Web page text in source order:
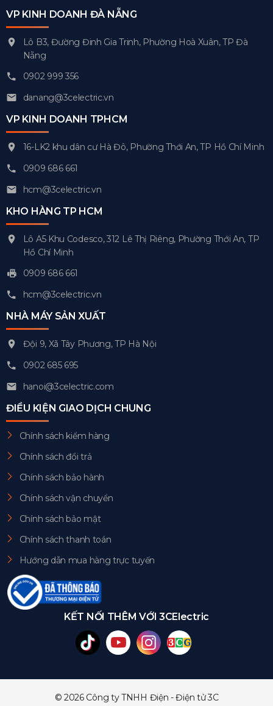
VP KINH DOANH ĐÀ NẴNG
Lô B3, Đường Đinh Gia Trinh, Phường Hoà Xuân, TP Đà
Nẵng
0902 999 356
danang@3celectric.vn
VP KINH DOANH TPHCM
16-LK2 khu dân cư Hà Đô, Phường Thới An, TP Hồ Chí Minh
0909 686 661
hcm@3celectric.vn
KHO HÀNG TP HCM
Lô A5 Khu Codesco, 312 Lê Thị Riêng, Phường Thới An, TP
Hồ Chí Minh
0909 686 661
hcm@3celectric.vn
NHÀ MÁY SẢN XUẤT
Đội 9, Xã Tây Phương, TP Hà Nội
0902 685 695
hanoi@3celectric.com
ĐIỀU KIỆN GIAO DỊCH CHUNG
Chính sách kiểm hàng
Chính sách đổi trả
Chính sách bảo hành
Chính sách vận chuyển
Chính sách bảo mật
Chính sách thanh toán
Hướng dẫn mua hàng trực tuyến
KẾT NỐI THÊM VỚI 3CElectric
© 2026 Công ty TNHH Điện - Điện tử 3C